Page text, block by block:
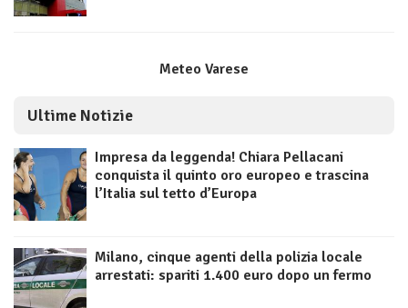
Meteo Varese
Ultime Notizie
Impresa da leggenda! Chiara Pellacani
conquista il quinto oro europeo e trascina
l’Italia sul tetto d’Europa
Milano, cinque agenti della polizia locale
arrestati: spariti 1.400 euro dopo un fermo